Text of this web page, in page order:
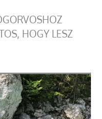
HOGY LESZ